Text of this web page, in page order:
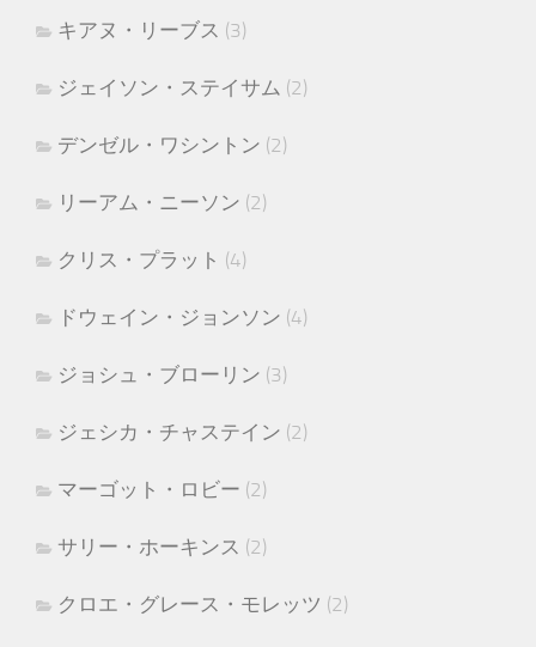
キアヌ・リーブス (3)
ジェイソン・ステイサム (2)
デンゼル・ワシントン (2)
リーアム・ニーソン (2)
クリス・プラット (4)
ドウェイン・ジョンソン (4)
ジョシュ・ブローリン (3)
ジェシカ・チャステイン (2)
マーゴット・ロビー (2)
サリー・ホーキンス (2)
クロエ・グレース・モレッツ (2)